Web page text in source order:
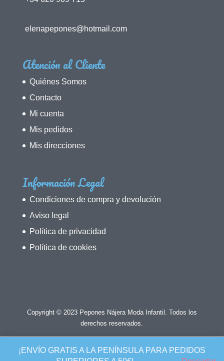
¡ENVÍO GRATIS A LA PENÍNSULA PARA PEDIDOS
elenapepones@hotmail.com
Atención al Cliente
Quiénes Somos
Contacto
Mi cuenta
Mis pedidos
Mis direcciones
Información Legal
Condiciones de compra y devolución
Aviso legal
Política de privacidad
Política de cookies
Copyright © 2023 Pepones Nájera Moda Infantil. Todos los
derechos reservados.